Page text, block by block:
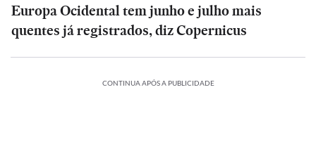
Europa Ocidental tem junho e julho mais
quentes já registrados, diz Copernicus
CONTINUA APÓS A PUBLICIDADE